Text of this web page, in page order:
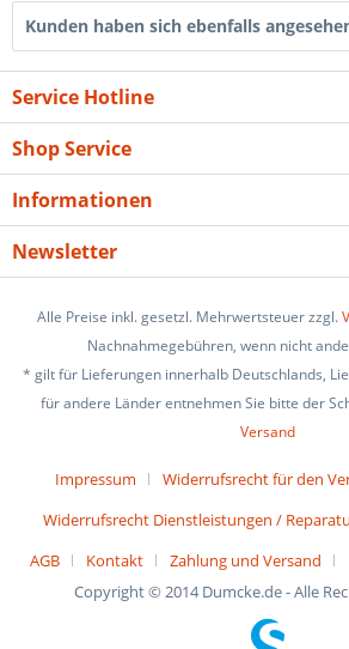
Kunden haben sich ebenfalls
Service Hotline
Shop Service
Informationen
Newsletter
Alle Preise inkl. gesetzl. Mehrwertsteuer zzgl.
Nachnahmegebühren, wenn nicht
* gilt für Lieferungen innerhalb Deutschlands,
für andere Länder entnehmen Sie bitte der
Versand
Impressum
Widerrufsrecht für den
Widerrufsrecht Dienstleistungen /
AGB
Kontakt Zahlung und Versand
Copyright © 2014 Dumcke.de - Alle